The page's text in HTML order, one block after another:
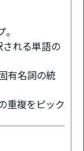
れる単語の
有名詞の統
重複をピック